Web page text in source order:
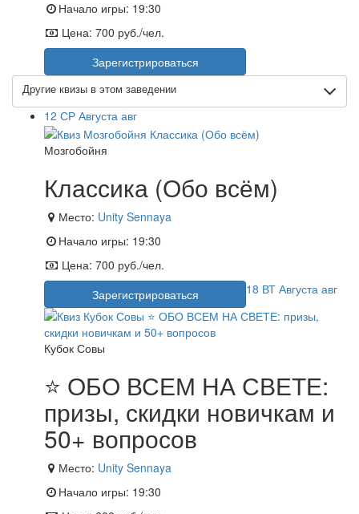
Начало игры: 19:30
Цена: 700 руб./чел.
Зарегистрироваться
Другие квизы в этом заведении
12 СР Августа авг
Мозгобойня
Классика (Обо всём)
Место: Unity Sennaya
Начало игры: 19:30
Цена: 700 руб./чел.
Зарегистрироваться
18 ВТ Августа авг
Кубок Совы
⭐ ОБО ВСЕМ НА СВЕТЕ:
призы, скидки новичкам и
50+ вопросов
Место: Unity Sennaya
Начало игры: 19:30